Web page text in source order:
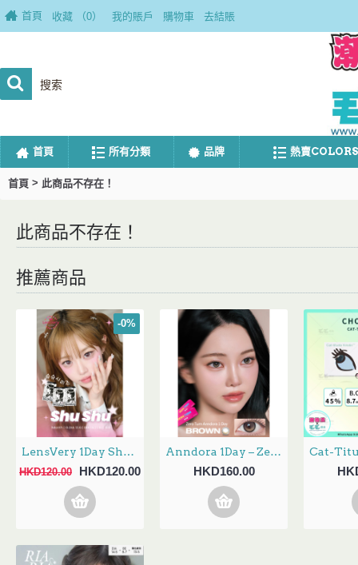
首頁 收藏 （0） 我的賬戶 購物車 去結賬
首頁 所有分類 品牌 熱賣COLORS
首頁 > 此商品不存在！
此商品不存在！
推薦商品
-0%
LensVery 1Day ShuShu 3選色 日拋 每盒10片
HKD120.00 HKD120.00
Anndora 1Day – Zero Turn Brown安凝亮啡 日拋 10片裝
HKD160.00